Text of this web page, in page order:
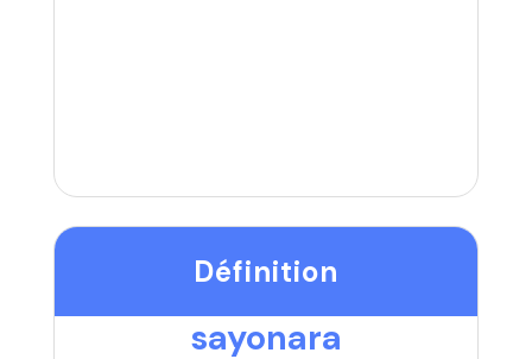
Définition
sayonara